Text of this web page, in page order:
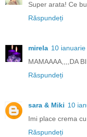
Super arata! Ce
Răspundeți
mirela 10
MAMAAAA,,,,DA
Răspundeți
sara & Miki 10
Imi place crema
Răspundeți